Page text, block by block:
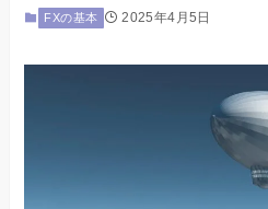
FXの基本 2025年4月5日